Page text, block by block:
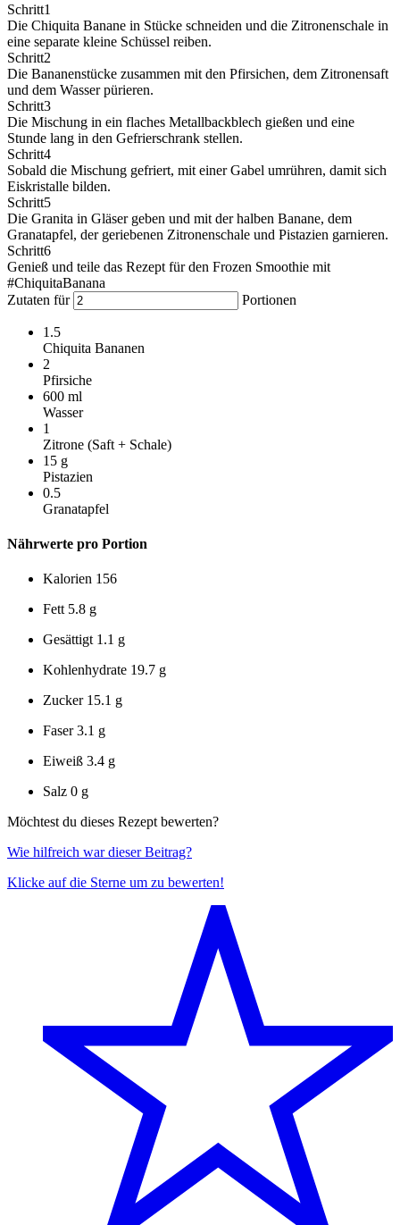
Schritt1
Die Chiquita Banane in Stücke schneiden und die Zitronenschale in
eine separate kleine Schüssel reiben.
Schritt2
Die Bananenstücke zusammen mit den Pfirsichen, dem Zitronensaft
und dem Wasser pürieren.
Schritt3
Die Mischung in ein flaches Metallbackblech gießen und eine
Stunde lang in den Gefrierschrank stellen.
Schritt4
Sobald die Mischung gefriert, mit einer Gabel umrühren, damit sich
Eiskristalle bilden.
Schritt5
Die Granita in Gläser geben und mit der halben Banane, dem
Granatapfel, der geriebenen Zitronenschale und Pistazien garnieren.
Schritt6
Genieß und teile das Rezept für den Frozen Smoothie mit
#ChiquitaBanana
Zutaten für
Portionen
1.5
Chiquita Bananen
2
Pfirsiche
600 ml
Wasser
1
Zitrone (Saft + Schale)
15 g
Pistazien
0.5
Granatapfel
Nährwerte pro Portion
Kalorien 156
Fett 5.8 g
Gesättigt 1.1 g
Kohlenhydrate 19.7 g
Zucker 15.1 g
Faser3.1 g
Eiweiß 3.4 g
Salz 0 g
Möchtest du dieses Rezept bewerten?
Wie hilfreich war dieser Beitrag?
Klicke auf die Sterne um zu bewerten!